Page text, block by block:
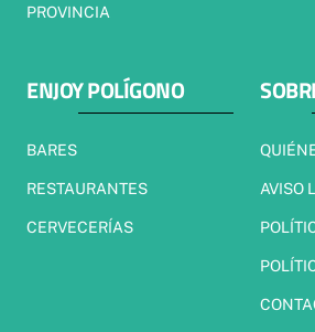
PROVINCIA
ENJOY POLÍGONO
BARES
RESTAURANTES
CERVECERÍAS
AVISO